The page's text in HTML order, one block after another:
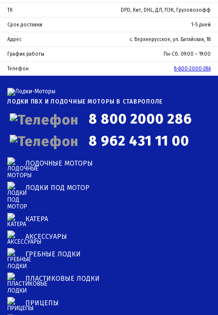
ТК DPD, Кит, DHL, ДЛ, ПЭК, Грузовозофф
Срок доставки 1-5 дней
Адрес с. Верхнерусское, ул. Батайская, 18
График работы Пн-Сб. 09:00 – 19:00
Телефон 8-800-2000-286
ЛОДКИ ПВХ И ЛОДОЧНЫЕ МОТОРЫ В СТАВРОПОЛЕ
8 800 2000 286
8 962 431 11 00
ЛОДОЧНЫЕ МОТОРЫ
ЛОДКИ ПОД МОТОР
КАТЕРА
АКСЕССУАРЫ
ГРЕБНЫЕ ЛОДКИ
ПЛАСТИКОВЫЕ ЛОДКИ
ПРИЦЕПЫ